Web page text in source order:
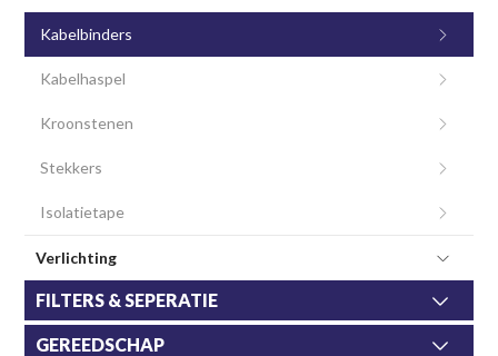
Kabelbinders
Kabelhaspel
Kroonstenen
Stekkers
Isolatietape
Verlichting
FILTERS & SEPERATIE
GEREEDSCHAP